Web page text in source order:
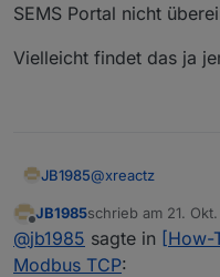
SEMS Portal nicht
Vielleicht findet das ja
JB1985@xreactz
hier die
PV Leistung =
Offline
JB1985schrieb am 21.
zuletzt editiert von
@jb1985 sagte in [How-
Modbus TCP: